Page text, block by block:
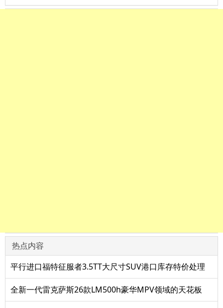
热点内容
平行进口福特征服者3.5TT大尺寸SUV港口库存特价处理
全新一代雷克萨斯26款LM500h豪华MPV领域的天花板